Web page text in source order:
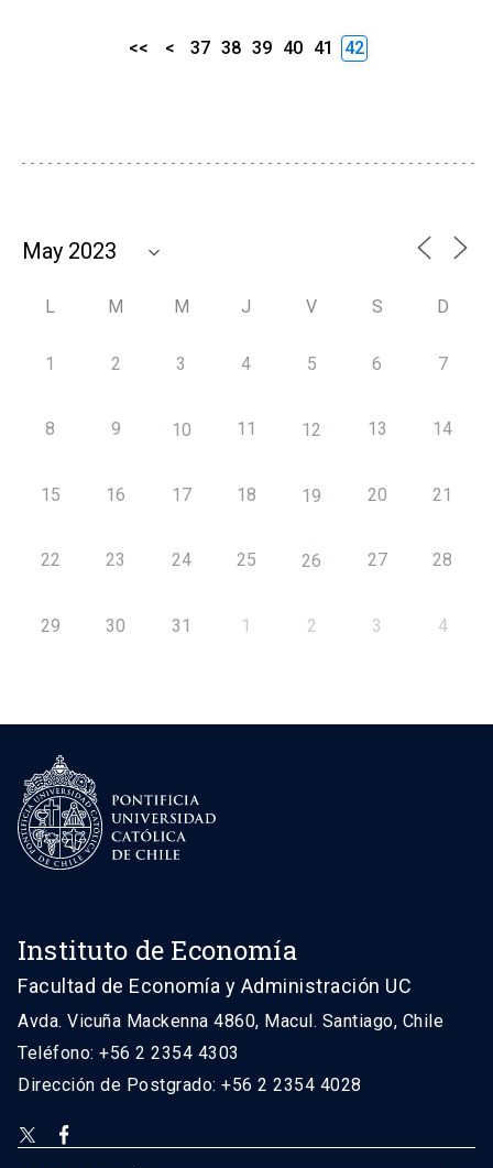
<< < 37 38 39 40 41 42
L M M J V S D
1 2 3 4 5 6 7
8 9 10 11 12 13 14
15 16 17 18 19 20 21
22 23 24 25 26 27 28
29 30 31 1 2 3 4
Instituto de Economía
Facultad de Economía y Administración UC
Avda. Vicuña Mackenna 4860, Macul. Santiago, Chile
Teléfono: +56 2 2354 4303
Dirección de Postgrado: +56 2 2354 4028